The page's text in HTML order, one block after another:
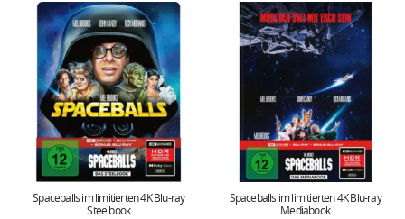
Spaceballs im limitierten 4K Blu-ray
Steelbook
Spaceballs im limitierten 4K Blu-ray
Mediabook